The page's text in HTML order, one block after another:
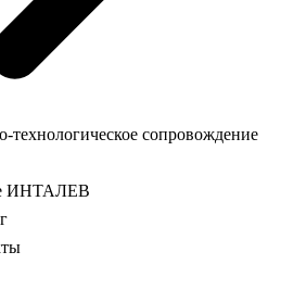
сопровождение
ИНТАЛЕВ